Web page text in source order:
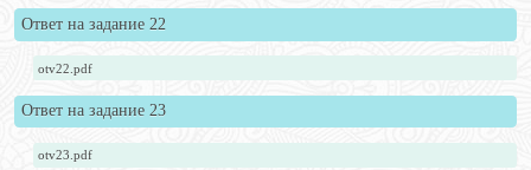
Ответ на задание 22
otv22.pdf
Ответ на задание 23
otv23.pdf